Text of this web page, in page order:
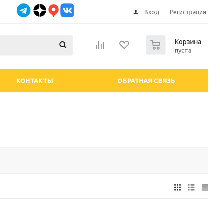
Вход Регистрация
Корзина
пуста
КОНТАКТЫ ОБРАТНАЯ СВЯЗЬ